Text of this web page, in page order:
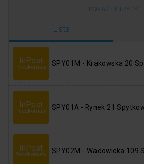
Rejestracja